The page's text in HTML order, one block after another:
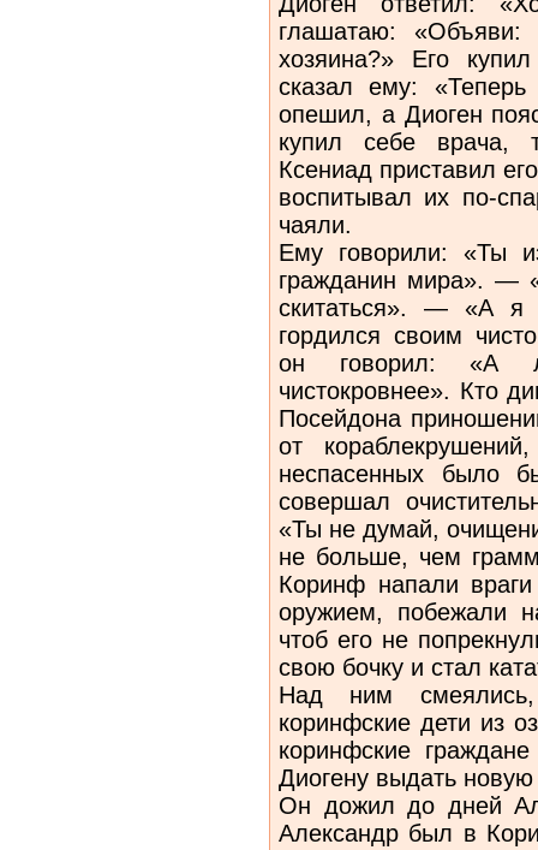
глашатаю: «Объяви:
хозяина?» Его
сказал ему:
опешил, а Диоген
купил себе врача,
Ксениад приставил
воспитывал их по-
чаяли.
Ему говорили: «Ты
гражданин мира». —
скитаться». — «А я
гордился своим
он говорил: «А
чистокровнее». Кто
Посейдона
от
неспасенных было
совершал
«Ты не думай,
не больше, чем
Коринф напали
оружием, побежали
чтоб его не
свою бочку и стал
Над ним
коринфские дети из
коринфские
Диогену выдать новую
Он дожил до дней
Александр был в